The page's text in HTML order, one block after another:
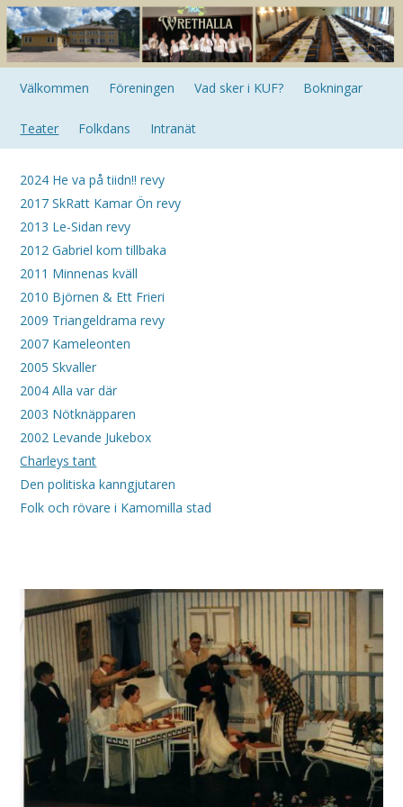
Välkommen Föreningen Vad sker i KUF? Bokningar
Teater Folkdans Intranät
2024 He va på tiidn!! revy
2017 SkRatt Kamar Ön revy
2013 Le-Sidan revy
2012 Gabriel kom tillbaka
2011 Minnenas kväll
2010 Björnen & Ett Frieri
2009 Triangeldrama revy
2007 Kameleonten
2005 Skvaller
2004 Alla var där
2003 Nötknäpparen
2002 Levande Jukebox
Charleys tant
Den politiska kanngjutaren
Folk och rövare i Kamomilla stad